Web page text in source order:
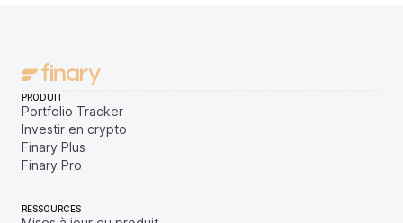
PRODUIT
Portfolio Tracker
Investir en crypto
Finary Plus
Finary Pro
RESSOURCES